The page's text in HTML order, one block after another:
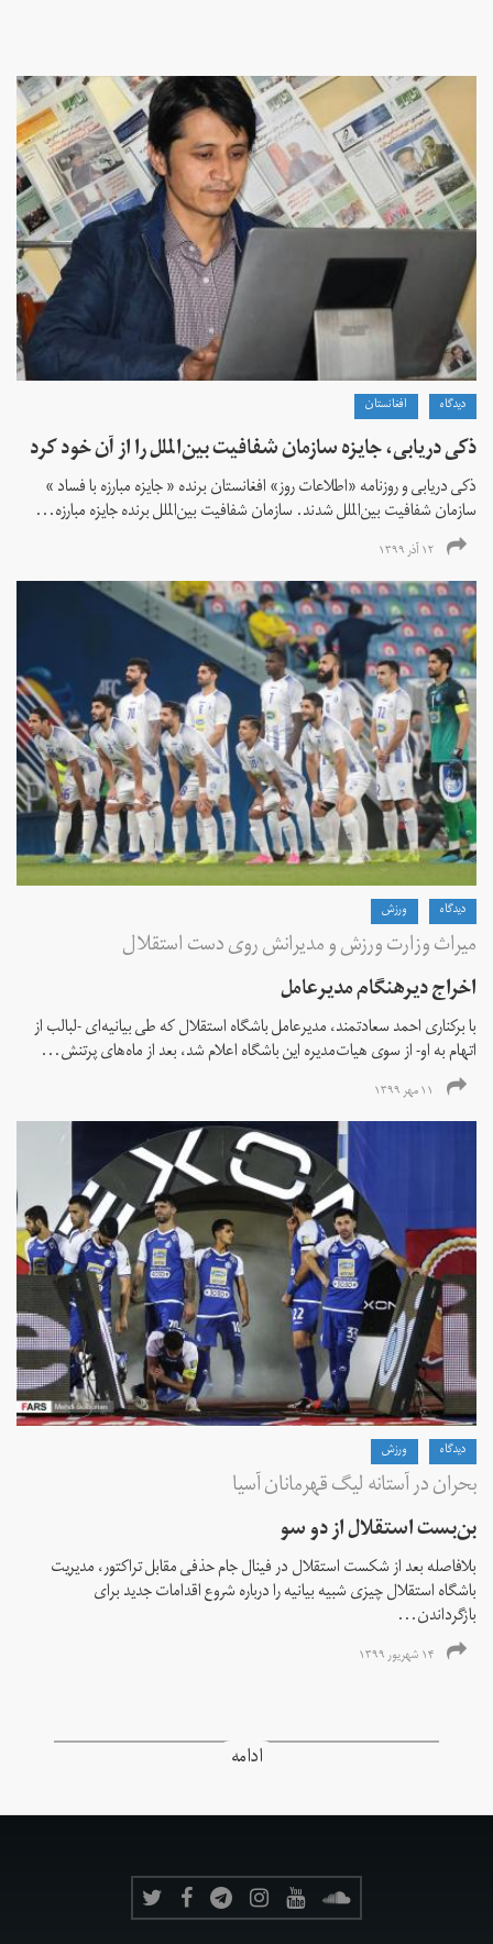
دیدگاه افغانستان
ذکی دریابی، جایزه سازمان شفافیت بین‌الملل را از آن خود کرد
ذکی دریابی و روزنامه «اطلاعات‌ روز» افغانستان برنده « جایزه مبارزه با فساد »
سازمان شفافیت بین‌الملل شدند. سازمان شفافیت بین‌الملل برنده جایزه مبارزه...
۱۲ آذر ۱۳۹۹
دیدگاه ورزش
میراث وزارت ورزش و مدیرانش روی دست استقلال
اخراج دیرهنگام مدیرعامل
با برکناری احمد سعادتمند، مدیرعامل باشگاه استقلال که طی بیانیه‌ای -لبالب از
اتهام به او- از سوی هیات‌مدیره این باشگاه اعلام شد، بعد از ماه‌های پرتنش...
۱۱ مهر ۱۳۹۹
دیدگاه ورزش
بحران در آستانه لیگ قهرمانان آسیا
بن‌بست استقلال از دو سو
بلافاصله بعد از شکست استقلال در فینال جام حذفی مقابل تراکتور، مدیریت
باشگاه استقلال چیزی شبیه بیانیه را درباره شروع اقدامات جدید برای
بازگرداندن...
۱۴ شهریور ۱۳۹۹
ادامه